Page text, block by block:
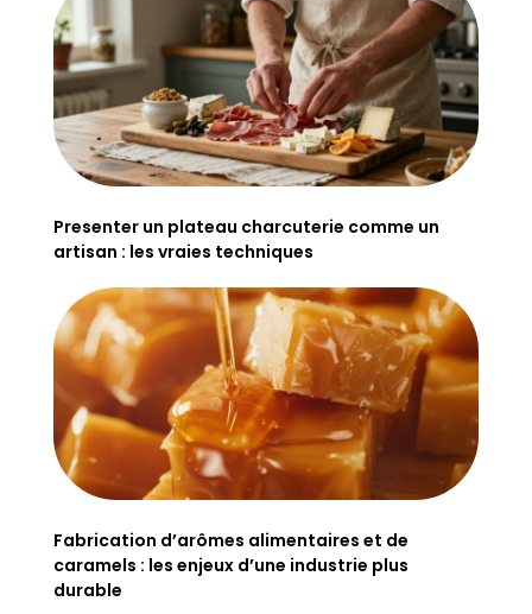
Presenter un plateau charcuterie comme un
artisan : les vraies techniques
Fabrication d’arômes alimentaires et de
caramels : les enjeux d’une industrie plus
durable